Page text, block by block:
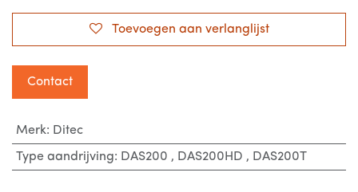
Toevoegen aan verlanglijst
Contact
Merk: Ditec
Type aandrijving: DAS200 , DAS200HD , DAS200T